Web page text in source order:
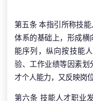
第五条 本指引所称技
体系的基础上，形成横
能序列，纵向按技能
验、工作业绩等因素划
才个人能力，又反映岗位
第六条 技能人才职业